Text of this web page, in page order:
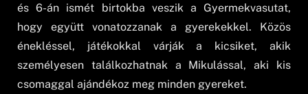
és 6-án ismét birtokba veszik a Gyermekvasutat,
hogy együtt vonatozzanak a gyerekekkel. Közös
énekléssel, játékokkal várják a kicsiket, akik
személyesen találkozhatnak a Mikulással, aki kis
csomaggal ajándékoz meg minden gyereket.